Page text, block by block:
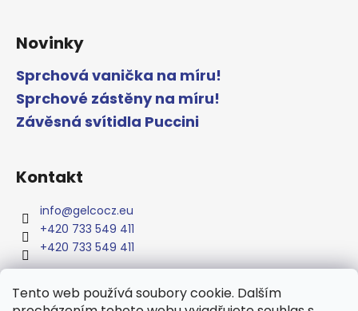
Tento web používá soubory cookie. Dalším
Novinky
Sprchová vanička na míru!
Sprchové zástěny na míru!
Závěsná svítidla Puccini
Kontakt
info@gelcocz.eu
+420 733 549 411
+420 733 549 411